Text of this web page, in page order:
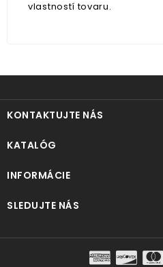
vlastností tovaru.
KONTAKTUJTE NÁS
KATALÓG
INFORMÁCIE
SLEDUJTE NÁS